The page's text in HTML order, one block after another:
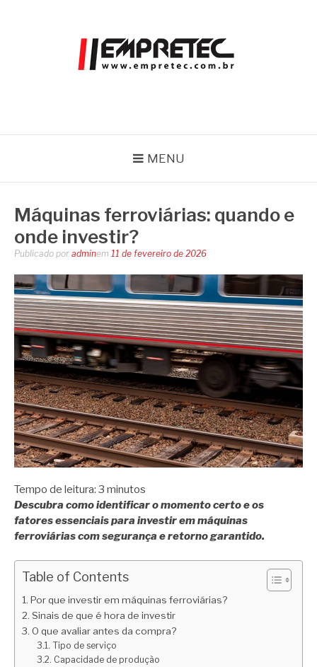
MENU
Máquinas ferroviárias: quando e
onde investir?
Publicado por adminem 11 de fevereiro de 2026
Tempo de leitura: 3 minutos
Descubra como identificar o momento certo e os
fatores essenciais para investir em máquinas
ferroviárias com segurança e retorno garantido.
Table of Contents
Por que investir em máquinas ferroviárias?
Sinais de que é hora de investir
O que avaliar antes da compra?
Tipo de serviço
Capacidade de produção